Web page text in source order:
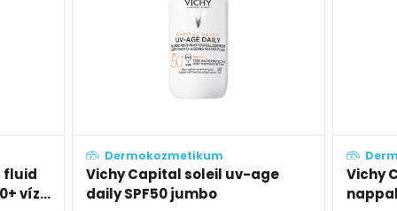
age
Dermokozmetikum
Vichy Capital Soleil UV-Age
nappali arckrém színezett flu...